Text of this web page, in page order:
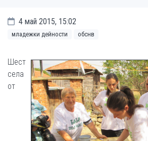
4 май 2015, 15:02
младежки дейности обснв
Шест
села
от